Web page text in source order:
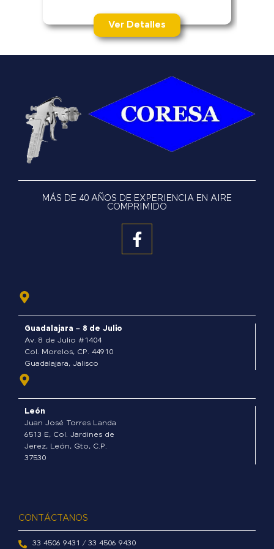
Ver Detalles
MÁS DE 40 AÑOS DE EXPERIENCIA EN AIRE
COMPRIMIDO
F
a
Guadalajara – 8 de Julio
Av. 8 de Julio #1404
Col. Morelos, CP. 44910
Guadalajara, Jalisco
León
Juan José Torres Landa
6513 E, Col. Jardines de
Jerez, León, Gto, C.P.
37530
CONTÁCTANOS
33 4506 9431 / 33 4506 9430